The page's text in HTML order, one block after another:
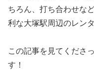
ちろん、打ち合わせな
利な大塚駅周辺のレン
この記事を見てくださ
す！